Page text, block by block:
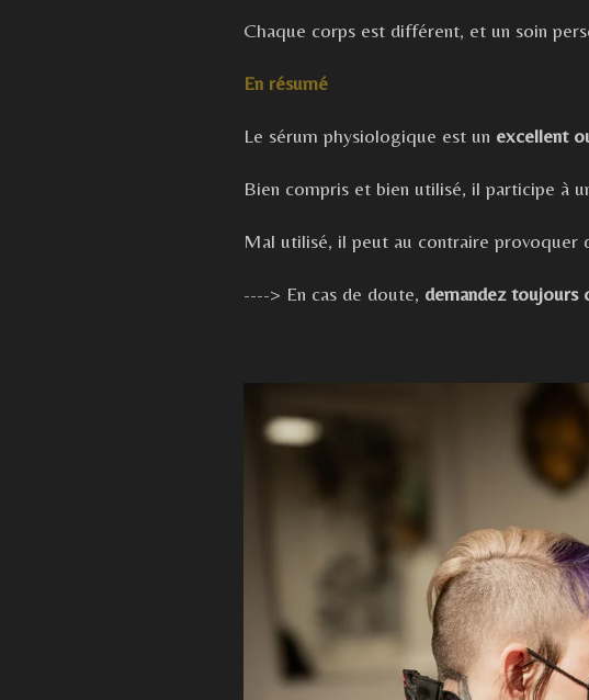
Chaque corps est différent, et un soin
En résumé
Le sérum physiologique est un excellent
Bien compris et bien utilisé, il participe à
Mal utilisé, il peut au contraire provoquer
----> En cas de doute, demandez toujours